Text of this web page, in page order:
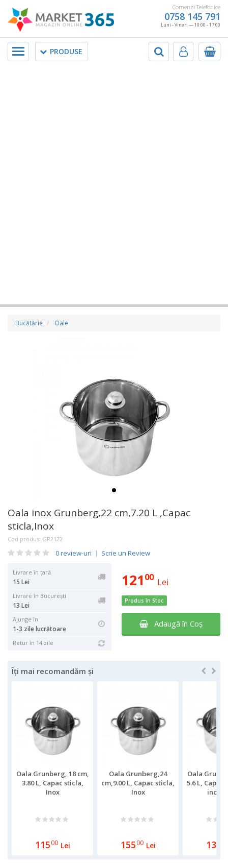
Comenzi Telefonice
0758 145 791
Luni - Vineri — 10:00 - 17:00
PRODUSE
Meniu
Bucătărie Oale
Oala inox Grunberg,22 cm,7.20 L ,Capac
sticla,Inox
Cod produs: GR2122
0 review-uri | Scrie un Review
Livrare în țară
15 Lei
Livrare în București
13 Lei
Ajunge în
1-3 zile lucrătoare
Retur în 14 zile
121 00 Lei
Produs în Stoc
Adaugă în Coş
Îți mai recomandăm și
Oala Grunberg, 18 cm,
3.80 L, Capac sticla,
Inox
11500 Lei
Oala Grunberg,24
cm,9.00 L, Capac sticla,
Inox
15500 Lei
Oala
5.6 L, Capac
135